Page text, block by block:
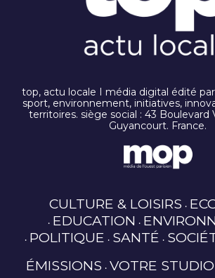
top, actu locale I média digital édité
sport, environnement, initiatives,
territoires. siège social : 43 Boulevard
Guyancourt. France.
CULTURE & LOISIRS
EDUCATION
POLITIQUE SANTÉ
ÉMISSIONS VOTRE STUDIO